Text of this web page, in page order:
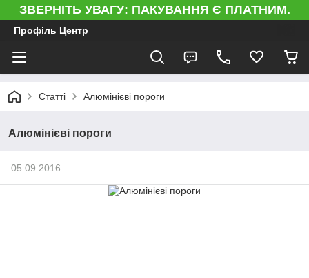
ЗВЕРНІТЬ УВАГУ: ПАКУВАННЯ Є ПЛАТНИМ.
Профіль Центр
Статті Алюмінієві пороги
Алюмінієві пороги
05.09.2016